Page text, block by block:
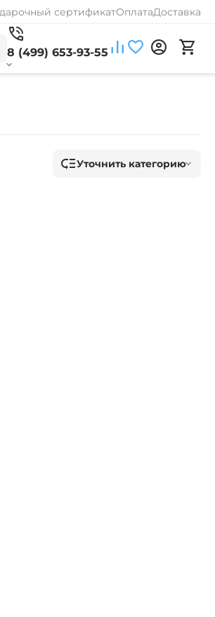
сертификатОплатаДоставка
8 (499) 653-93-55
Уточнить категорию